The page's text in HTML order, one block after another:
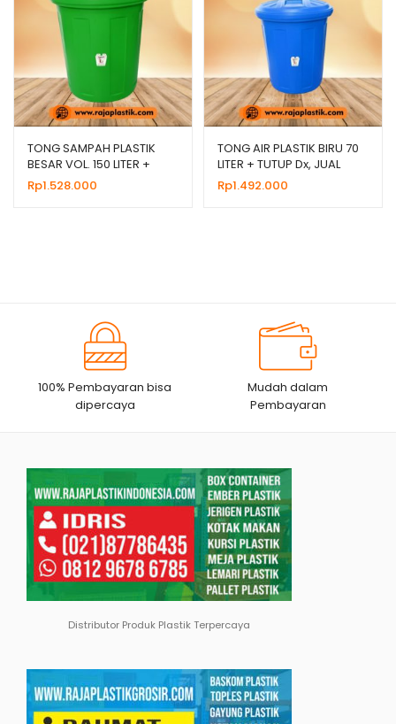
TONG SAMPAH PLASTIK
BESAR VOL. 150 LITER +
TUTUP Dx
Rp1.528.000
TONG AIR PLASTIK BIRU 70
LITER + TUTUP Dx, JUAL
HARGA MURAH
Rp1.492.000
100% Pembayaran bisa
dipercaya
Mudah dalam
Pembayaran
Distributor Produk Plastik Terpercaya